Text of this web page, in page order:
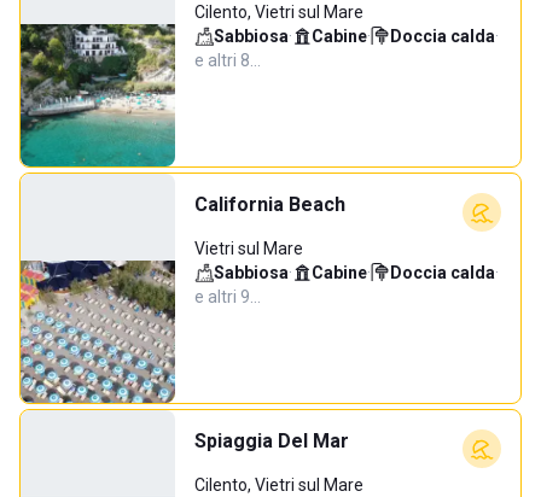
Cilento, Vietri sul Mare
Sabbiosa· Cabine· Doccia calda·
e altri 8…
California Beach
Vietri sul Mare
Sabbiosa· Cabine· Doccia calda·
e altri 9…
Spiaggia Del Mar
Cilento, Vietri sul Mare